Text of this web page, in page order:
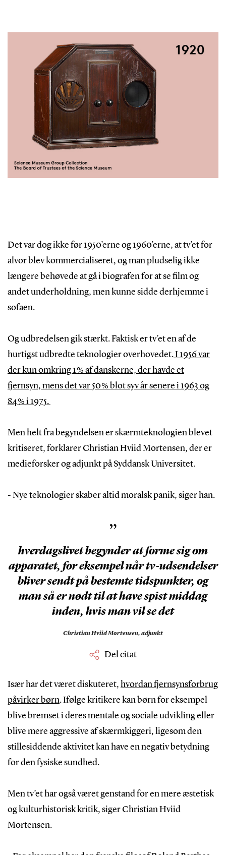
Det var dog ikke før 1950’erne og 1960’erne, at tv’et for
alvor blev kommercialiseret, og man pludselig ikke
længere behøvede at gå i biografen for at se film og
andet underholdning, men kunne sidde derhjemme i
sofaen.
Og udbredelsen gik stærkt. Faktisk er tv’et en af de
hurtigst udbredte teknologier overhovedet.I 1956 var
der kun omkring 1 % af danskerne, der havde et
fjernsyn, mens det var 50 % blot syv år senere i 1963 og
84 % i 1975.
Men helt fra begyndelsen er skærmteknologien blevet
kritiseret, forklarer Christian Hviid Mortensen, der er
medieforsker og adjunkt på Syddansk Universitet.
- Nye teknologier skaber altid moralsk panik, siger han.
”
hverdagslivet begynder at forme sig om
apparatet, for eksempel når tv-udsendelser
bliver sendt på bestemte tidspunkter, og
man så er nødt til at have spist middag
inden, hvis man vil se det
Christian Hviid Mortensen, adjunkt
Del citat
Især har det været diskuteret, hvordan fjernsynsforbrug
påvirker børn. Ifølge kritikere kan børn for eksempel
blive bremset i deres mentale og sociale udvikling eller
blive mere aggressive af skærmkiggeri, ligesom den
stillesiddende aktivitet kan have en negativ betydning
for den fysiske sundhed.
Men tv’et har også været genstand for en mere æstetisk
og kulturhistorisk kritik, siger Christian Hviid
Mortensen.